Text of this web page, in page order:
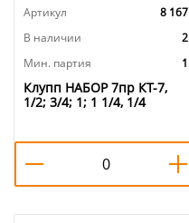
Артикул
8 167
В наличии
2
Мин. партия
1
Клупп НАБОР 7пр КТ-7,
1/2; 3/4; 1; 1 1/4, 1/4